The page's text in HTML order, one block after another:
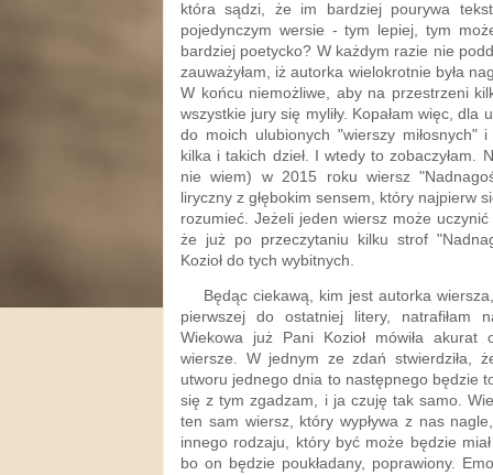
która sądzi, że im bardziej pourywa
pojedynczym wersie - tym lepiej, tym
bardziej poetycko? W każdym razie nie
zauważyłam, iż autorka wielokrotnie była
W końcu niemożliwe, aby na przestrzeni
wszystkie jury się myliły. Kopałam więc, dla
do moich ulubionych "wierszy miłosnych" i
kilka i takich dzieł. I wtedy to zobaczyłam.
nie wiem) w 2015 roku wiersz
liryczny z głębokim sensem, który najpierw
rozumieć. Jeżeli jeden wiersz może
że już po przeczytaniu kilku strof
Kozioł do tych wybitnych.
Będąc ciekawą, kim jest autorka
pierwszej do ostatniej litery, natrafiłam
Wiekowa już Pani Kozioł mówiła
wiersze. W jednym ze zdań stwierdziła,
utworu jednego dnia to następnego będzie
się z tym zgadzam, i ja czuję tak samo.
ten sam wiersz, który wypływa z nas
innego rodzaju, który być może będzie
bo on będzie poukładany, poprawiony.